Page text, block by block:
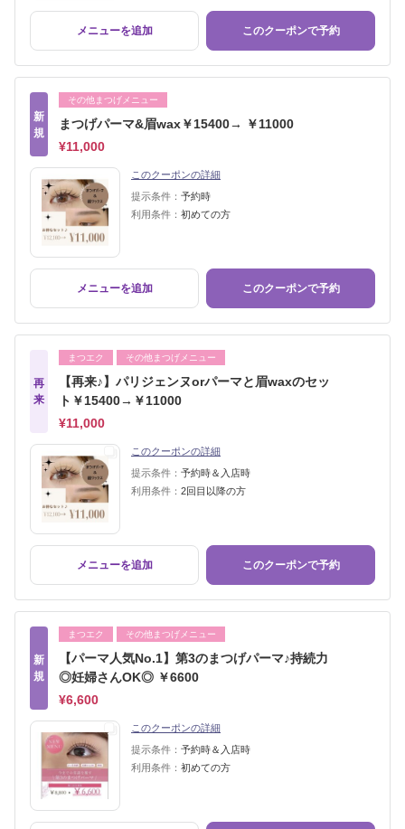
メニューを追加 このクーポンで予約
新
規
その他まつげメニュー
まつげパーマ&眉wax￥15400→ ￥11000
¥11,000
このクーポンの詳細
提示条件： 予約時
利用条件： 初めての方
メニューを追加 このクーポンで予約
再
来
まつエク その他まつげメニュー
【再来♪】パリジェンヌorパーマと眉waxのセッ
ト￥15400→￥11000
¥11,000
このクーポンの詳細
提示条件： 予約時＆入店時
利用条件： 2回目以降の方
メニューを追加 このクーポンで予約
新
規
まつエク その他まつげメニュー
【パーマ人気No.1】第3のまつげパーマ♪持続力
◎妊婦さんOK◎ ￥6600
¥6,600
このクーポンの詳細
提示条件： 予約時＆入店時
利用条件： 初めての方